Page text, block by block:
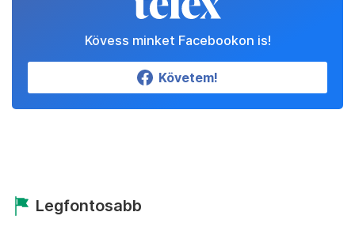
Kövess minket Facebookon is!
Követem!
Legfontosabb